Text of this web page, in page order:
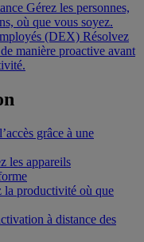
Gérez les personnes,
où que vous soyez.
(DEX) Résolvez
manière proactive avant
grâce à une
les appareils
la productivité où que
à distance des